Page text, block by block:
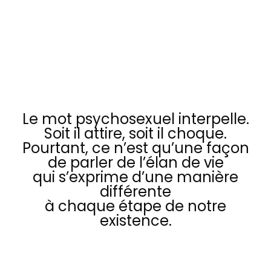
Le mot psychosexuel interpelle.
Soit il attire, soit il choque.
Pourtant, ce n’est qu’une façon
de parler de l’élan de vie
qui s’exprime d’une manière
différente
à chaque étape de notre
existence.